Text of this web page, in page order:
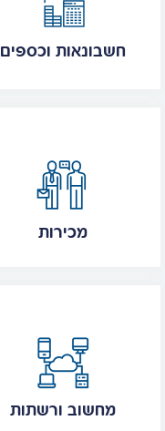
חשבונאות וכספים
מכירות
מחשוב ורשתות